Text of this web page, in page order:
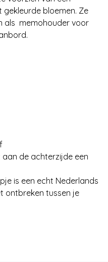
bloemen. Ze
als memohouder voor
de achterzijde een
is een echt Nederlands
ontbreken tussen je